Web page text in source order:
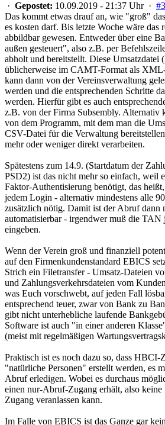
· Gepostet: 10.09.2019 - 21:37 Uhr · #3
Das kommt etwas drauf an, wie "groß"
es kosten darf. Bis letzte Woche wäre
abbildbar gewesen. Entweder über eine
außen gesteuert", also z.B. per
abholt und bereitstellt. Diese Umsatzdatei
üblicherweise im CAMT-Format als
kann dann von der Vereinsverwaltung
werden und die entsprechenden Schritte
werden. Hierfür gibt es auch
z.B. von der Firma Subsembly. Alternativ
von dem Programm, mit dem man die
CSV-Datei für die Verwaltung
mehr oder weniger direkt verarbeiten.
Spätestens zum 14.9. (Startdatum der
PSD2) ist das nicht mehr so einfach, weil
Faktor-Authentisierung benötigt, das
jedem Login - alternativ mindestens alle
zusätzlich nötig. Damit ist der Abruf dann
automatisierbar - irgendwer muß die TAN
eingeben.
Wenn der Verein groß und finanziell
auf den Firmenkundenstandard EBICS
Strich ein Filetransfer - Umsatz-Dateien
und Zahlungsverkehrsdateien vom
was Euch vorschwebt, auf jeden Fall
entsprechend teuer, zwar von Bank zu
gibt nicht unterhebliche laufende
Software ist auch "in einer anderen
(meist mit regelmäßigen
Praktisch ist es noch dazu so, dass HBCI-
"natürliche Personen" erstellt werden, es
Abruf erledigen. Wobei es durchaus
einen nur-Abruf-Zugang erhält, also keine
Zugang veranlassen kann.
Im Falle von EBICS ist das Ganze gar